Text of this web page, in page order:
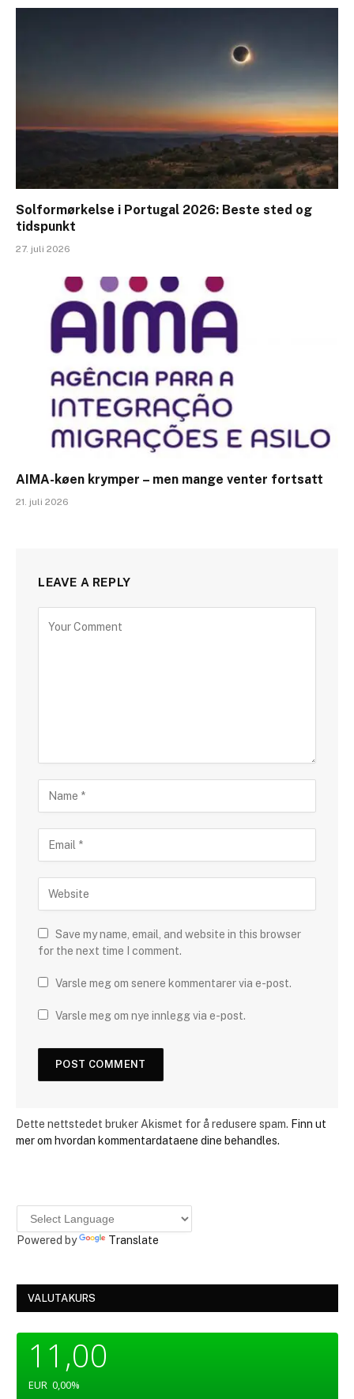
Solformørkelse i Portugal 2026: Beste sted og
tidspunkt
27. juli 2026
AIMA-køen krymper – men mange venter fortsatt
21. juli 2026
LEAVE A REPLY
Save my name, email, and website in this browser
for the next time I comment.
Varsle meg om senere kommentarer via e-post.
Varsle meg om nye innlegg via e-post.
Dette nettstedet bruker Akismet for å redusere spam. Finn ut
mer om hvordan kommentardataene dine behandles.
Powered by Translate
VALUTAKURS
11,00
EUR 0,00%